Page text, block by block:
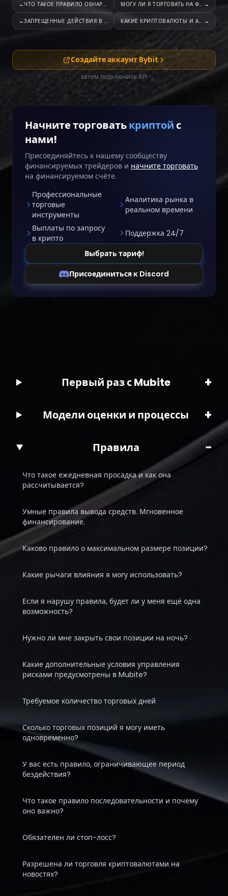
Первый раз с Mubite +
Модели оценки и процессы +
Правила −
Что такое ежедневная просадка и как она
рассчитывается?
Умные правила вывода средств. Мгновенное
финансирование.
Каково правило о максимальном размере позиции?
Какие рычаги влияния я могу использовать?
Если я нарушу правила, будет ли у меня ещё одна
возможность?
Нужно ли мне закрыть свои позиции на ночь?
Какие дополнительные условия управления
рисками предусмотрены в Mubite?
Требуемое количество торговых дней
Сколько торговых позиций я могу иметь
одновременно?
У вас есть правило, ограничивающее период
бездействия?
Что такое правило последовательности и почему
оно важно?
Обязателен ли стоп-лосс?
Разрешена ли торговля криптовалютами на
новостях?
← ЧТО ТАКОЕ ПРАВИЛО ОБНАРУЖЕНИЯ
← ЗАПРЕЩЕННЫЕ ДЕЙСТВИЯ В РАМКАХ
МОГУ ЛИ Я ТОРГОВАТЬ НА ФОРЕКСЕ →
КАКИЕ КРИПТОВАЛЮТЫ И АЛЬТКОИНЫ →
Создайте аккаунт Bybit
затем подключите API
Начните торговатькриптой с
нами!
Присоединяйтесь к нашему сообществу
финансируемых трейдеров и начните торговать
на финансируемом счёте.
Профессиональные
торговые
инструменты
Аналитика рынка в
реальном времени
Выплаты по запросу
в крипто
Поддержка 24/7
Выбрать тариф!
Присоединиться к Discord